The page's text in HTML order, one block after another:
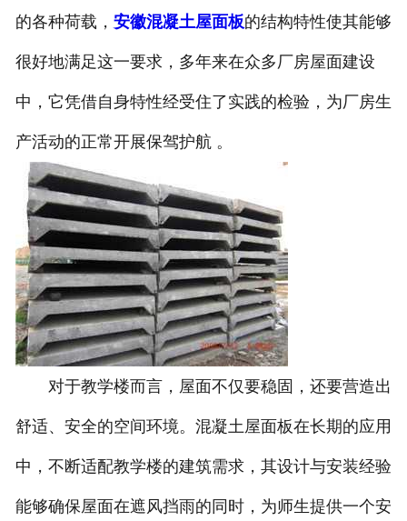
的各种荷载， 安徽混凝土屋面板的结构特性使其能够
很好地满足这一要求，多年来在众多厂房屋面建设
中，它凭借自身特性经受住了实践的检验，为厂房生
产活动的正常开展保驾护航 。
对于教学楼而言，屋面不仅要稳固，还要营造出
舒适、安全的空间环境。混凝土屋面板在长期的应用
中，不断适配教学楼的建筑需求，其设计与安装经验
能够确保屋面在遮风挡雨的同时，为师生提供一个安